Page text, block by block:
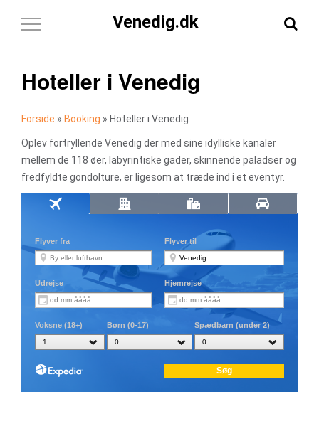
Venedig.dk
Toggle
Hoteller i Venedig
Forside » Booking » Hoteller i Venedig
Oplev fortryllende Venedig der med sine idylliske kanaler
mellem de 118 øer, labyrintiske gader, skinnende paladser og
fredfyldte gondolture, er ligesom at træde ind i et eventyr.